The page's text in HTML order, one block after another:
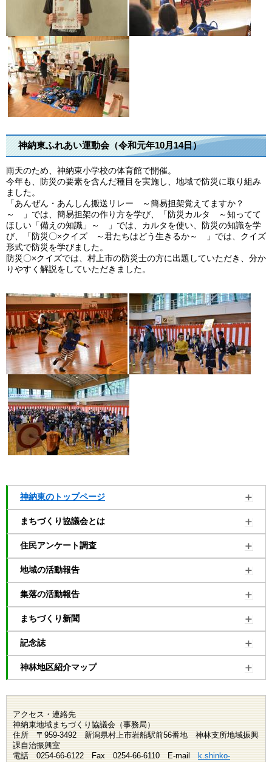
神納東ふれあい運動会（令和元年10月14日）
雨天のため、神納東小学校の体育館で開催。
今年も、防災の要素を含んだ種目を実施し、地域で防災に取り組み
ました。
「あんぜん・あんしん搬送リレー ～簡易担架覚えてますか？
～ 」では、簡易担架の作り方を学び、「防災カルタ ～知ってて
ほしい「備えの知識」～ 」では、カルタを使い、防災の知識を学
び、「防災〇×クイズ ～君たちはどう生きるか～ 」では、クイズ
形式で防災を学びました。
防災〇×クイズでは、村上市の防災士の方に出題していただき、分か
りやすく解説をしていただきました。
神納東のトップページ
まちづくり協議会とは
住民アンケート調査
地域の活動報告
集落の活動報告
まちづくり新聞
記念誌
神林地区紹介マップ
アクセス・連絡先
神納東地域まちづくり協議会（事務局）
住所 〒959-3492 新潟県村上市岩船駅前56番地 神林支所地域振興
課自治振興室
電話 0254-66-6122 Fax 0254-66-6110 E-mail
k.shinko-